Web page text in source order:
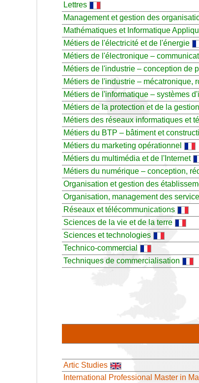
Lettres
Management et gestion des
Mathématiques et Informatique
Métiers de l'électricité et de l'énergie
Métiers de l'électronique –
Métiers de l'industrie – conception de
Métiers de l'industrie – mécatronique,
Métiers de l'informatique – systèmes
Métiers de la protection et de la
Métiers des réseaux informatiques et
Métiers du BTP – bâtiment et
Métiers du marketing opérationnel
Métiers du multimédia et de l'Internet
Métiers du numérique – conception,
Organisation et gestion des
Organisation, management des
Réseaux et télécommunications
Sciences de la vie et de la terre
Sciences et technologies
Technico-commercial
Techniques de commercialisation
Artic Studies
International Professional Master in